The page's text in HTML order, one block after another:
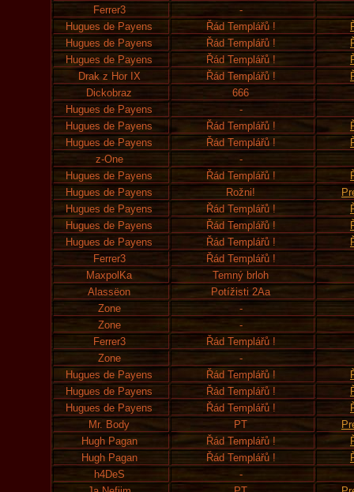
Ferrer3
-
Hugues de Payens
Řád Templářů !
Hugues de Payens
Řád Templářů !
Hugues de Payens
Řád Templářů !
Drak z Hor IX
Řád Templářů !
Dickobraz
666
Hugues de Payens
-
Hugues de Payens
Řád Templářů !
Hugues de Payens
Řád Templářů !
z-One
-
Hugues de Payens
Řád Templářů !
Hugues de Payens
Rožni!
Hugues de Payens
Řád Templářů !
Hugues de Payens
Řád Templářů !
Hugues de Payens
Řád Templářů !
Ferrer3
Řád Templářů !
MaxpolKa
Temný brloh
Alassëon
Potížisti 2Aa
Zone
-
Zone
-
Ferrer3
Řád Templářů !
Zone
-
Hugues de Payens
Řád Templářů !
Hugues de Payens
Řád Templářů !
Hugues de Payens
Řád Templářů !
Mr. Body
PT
Hugh Pagan
Řád Templářů !
Hugh Pagan
Řád Templářů !
h4DeS
-